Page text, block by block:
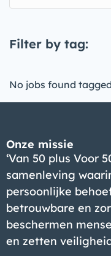
Filter by tag:
No jobs found
Onze missie
‘Van 50 plus Voor
samenleving
persoonlijke
betrouwbare en
beschermen
en zetten